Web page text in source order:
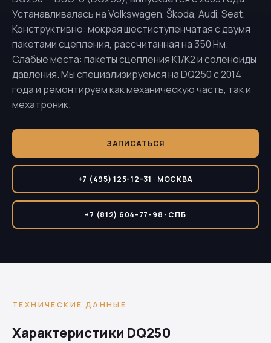
Устанавливалась на Volkswagen, Škoda, Audi, Seat.
Конструктивно: мокрая шестиступенчатая с двумя
пакетами сцепления, рассчитанная на 350 Нм.
Слабые места: пакеты сцепления K1/K2 и соленоиды
давления. Мы специализируемся на DQ250 с 2014
года и ремонтируем как механическую часть, так и
мехатроник.
ЗАПИСАТЬСЯ
+7 (495) 125-12-31 · МОСКВА
+7 (812) 604-77-98 · СПБ
ТЕХНИЧЕСКИЕ ДАННЫЕ
Характеристики DQ250